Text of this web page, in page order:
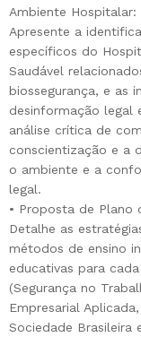
Ambiente Hospitalar:
Apresente a
específicos do
Saudável
biossegurança, e as
desinformação legal
análise crítica de
conscientização e a
o ambiente e a
legal.
• Proposta de Plano
Detalhe as
métodos de ensino
educativas para
(Segurança no
Empresarial
Sociedade Brasileira